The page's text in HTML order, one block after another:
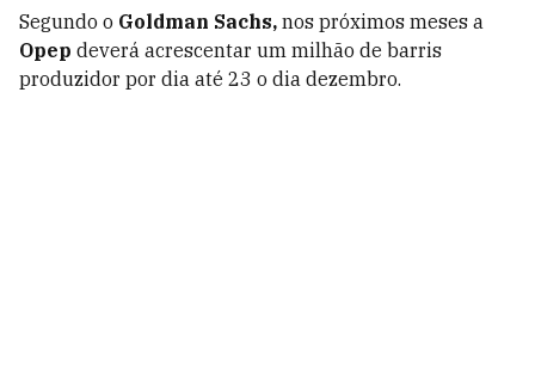
Segundo o Goldman Sachs, nos próximos meses a
Opep deverá acrescentar um milhão de barris
produzidor por dia até 23 o dia dezembro.